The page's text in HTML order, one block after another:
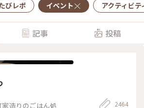
びレポ イベント アクティビテ
記事 投稿
造りのごはん処 2464